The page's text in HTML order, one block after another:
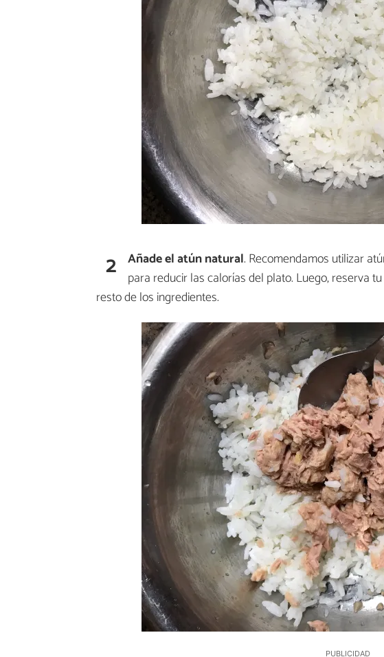
2 Añade el atún natural. Recomendamos utilizar
para reducir las calorías del plato. Luego, reserva
resto de los ingredientes.